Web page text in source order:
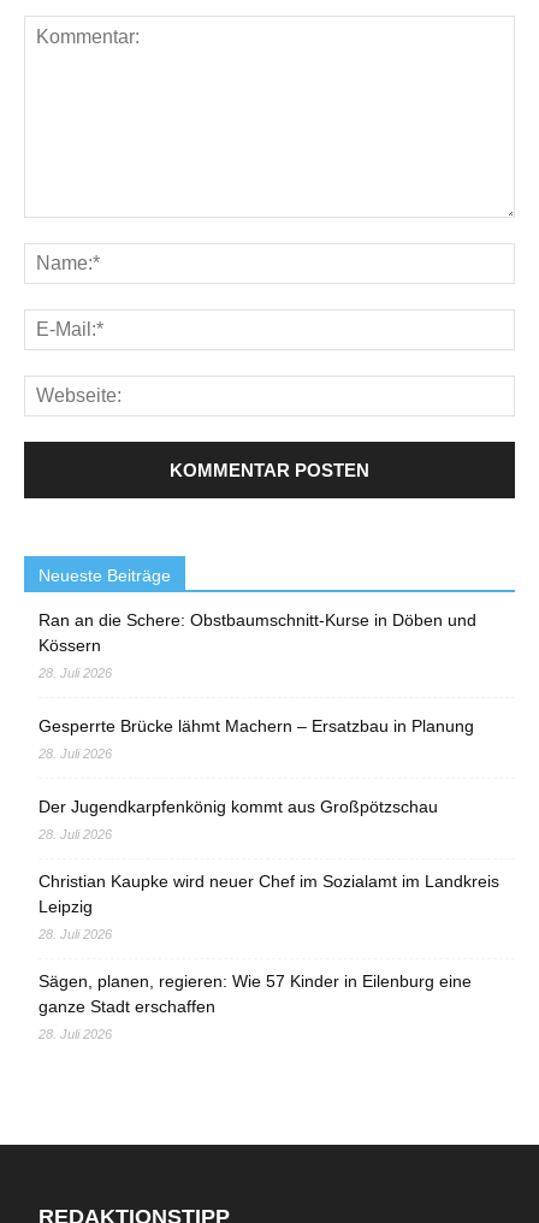
Neueste Beiträge
Ran an die Schere: Obstbaumschnitt-Kurse in Döben und
Kössern
28. Juli 2026
Gesperrte Brücke lähmt Machern – Ersatzbau in Planung
28. Juli 2026
Der Jugendkarpfenkönig kommt aus Großpötzschau
28. Juli 2026
Christian Kaupke wird neuer Chef im Sozialamt im Landkreis
Leipzig
28. Juli 2026
Sägen, planen, regieren: Wie 57 Kinder in Eilenburg eine
ganze Stadt erschaffen
28. Juli 2026
REDAKTIONSTIPP